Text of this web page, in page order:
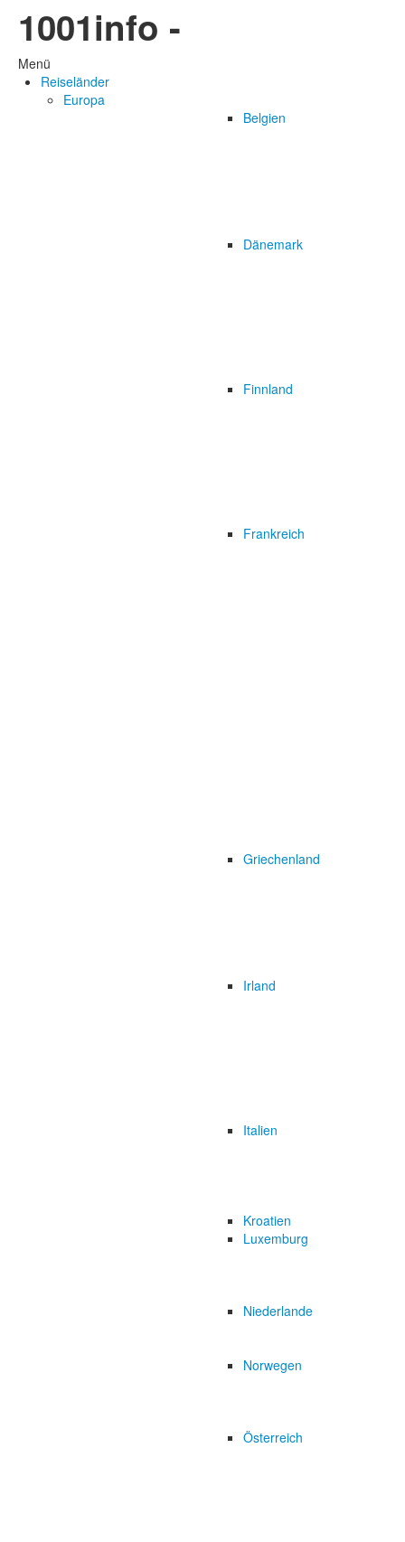
1001info -
Menü
Reiseländer
Europa
Belgien
Dänemark
Finnland
Frankreich
Griechenland
Irland
Italien
Kroatien
Luxemburg
Niederlande
Norwegen
Österreich